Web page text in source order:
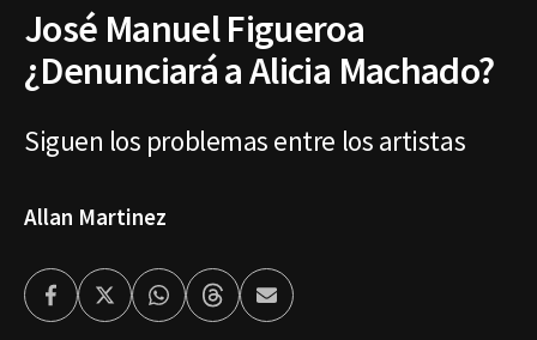
José Manuel Figueroa
¿Denunciará a Alicia Machado?
Siguen los problemas entre los artistas
Allan Martinez
FacebookTwitterWhatsappThreadsEnviar
por